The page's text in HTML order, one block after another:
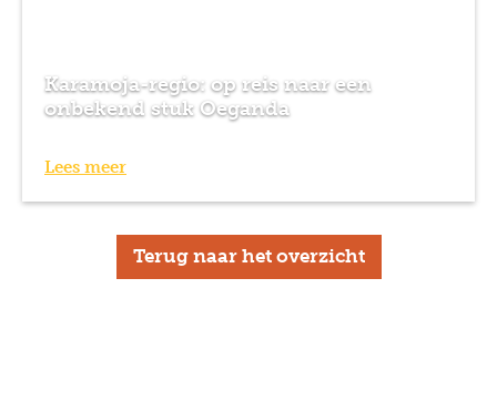
Karamoja-regio: op reis naar een
onbekend stuk Oeganda
Lees meer
Terug naar het overzicht